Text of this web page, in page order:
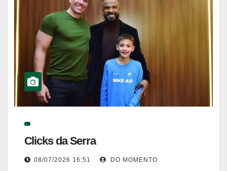
Clicks da Serra
08/07/2026 16:51 DO MOMENTO